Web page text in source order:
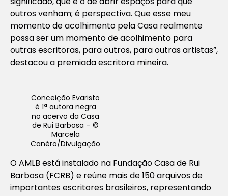
outros venham; é perspectiva. Que esse meu
momento de acolhimento pela Casa realmente
possa ser um momento de acolhimento para
outras escritoras, para outros, para outras artistas”,
destacou a premiada escritora mineira.
Conceição Evaristo
é 1ª autora negra
no acervo da Casa
de Rui Barbosa – ©
Marcela
Canéro/Divulgação
O AMLB está instalado na Fundação Casa de Rui
Barbosa (FCRB) e reúne mais de 150 arquivos de
importantes escritores brasileiros, representando